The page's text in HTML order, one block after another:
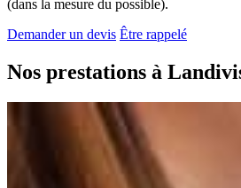
(dans la mesure du possible).
Demander un devis Être rappelé
Nos prestations à